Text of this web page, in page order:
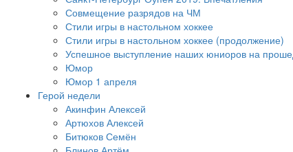
Совмещение разрядов на ЧМ
Стили игры в настольном хоккее
Стили игры в настольном хоккее (продолжение)
Успешное выступление наших юниоров на
Юмор
Юмор 1 апреля
Герой недели
Акинфин Алексей
Артюхов Алексей
Битюков Семён